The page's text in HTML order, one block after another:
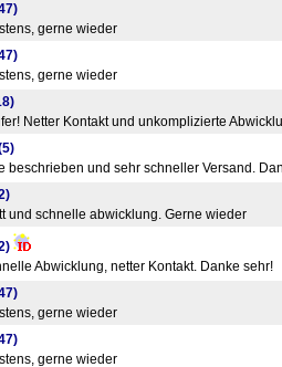
gerne wieder
gerne wieder
Netter Kontakt und unkomplizierte
beschrieben und sehr schneller Versand.
und schnelle abwicklung. Gerne wieder
Abwicklung, netter Kontakt. Danke sehr!
gerne wieder
gerne wieder